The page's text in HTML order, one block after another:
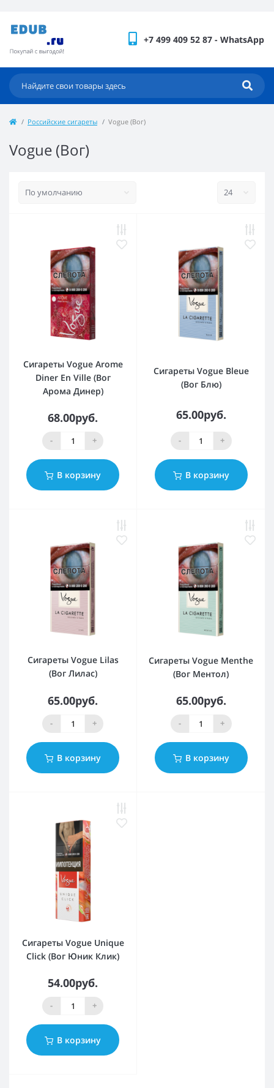
+7 499 409 52 87 - WhatsApp
Российские сигареты Vogue (Вог)
Vogue (Вог)
Сигареты Vogue Arome
Diner En Ville (Вог
Арома Динер)
68.00руб.
- +
В корзину
Сигареты Vogue Bleue
(Вог Блю)
65.00руб.
- +
В корзину
Сигареты Vogue Lilas
(Вог Лилас)
65.00руб.
- +
В корзину
Сигареты Vogue Menthe
(Вог Ментол)
65.00руб.
- +
В корзину
Сигареты Vogue Unique
Click (Вог Юник Клик)
54.00руб.
- +
В корзину